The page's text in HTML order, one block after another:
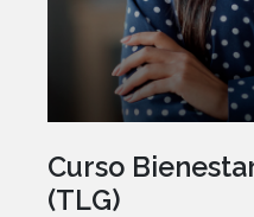
Curso
(TLG)